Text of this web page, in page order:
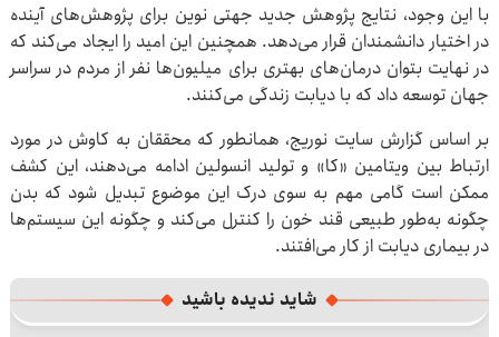
با این وجود، نتایج پژوهش جدید جهتی نوین برای پژوهش‌های آینده
در اختیار دانشمندان قرار می‌دهد. همچنین این امید را ایجاد می‌کند که
در نهایت بتوان درمان‌های بهتری برای میلیون‌ها نفر از مردم در سراسر
جهان توسعه داد که با دیابت زندگی می‌کنند.
بر اساس گزارش سایت نوریج، همانطور که محققان به کاوش در مورد
ارتباط بین ویتامین «کا» و تولید انسولین ادامه می‌دهند، این کشف
ممکن است گامی مهم به سوی درک این موضوع تبدیل شود که بدن
چگونه به‌طور طبیعی قند خون را کنترل می‌کند و چگونه این سیستم‌ها
در بیماری دیابت از کار می‌افتند.
شاید ندیده باشید